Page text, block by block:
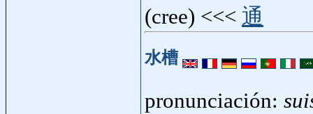
(cree) <<< 通
水槽
pronunciación: